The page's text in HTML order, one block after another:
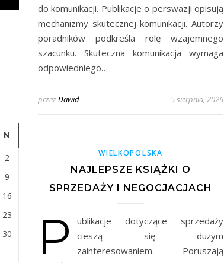
N
2
9
16
23
30
do komunikacji. Publikacje o perswazji opisują
mechanizmy skutecznej komunikacji. Autorzy
poradników podkreśla rolę wzajemnego
szacunku. Skuteczna komunikacja wymaga
odpowiedniego…
przezDawid 5 sierpnia, 2026
WIELKOPOLSKA
NAJLEPSZE KSIĄŻKI O
SPRZEDAŻY I NEGOCJACJACH
P
ublikacje dotyczące sprzedaży
cieszą się dużym
zainteresowaniem. Poruszają